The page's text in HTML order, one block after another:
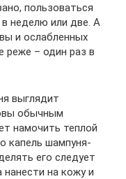
пользоваться
неделю или две. А
и ослабленных
реже – один раз в
выглядит
обычным
намочить теплой
капель шампуня-
его следует
нанести на кожу и